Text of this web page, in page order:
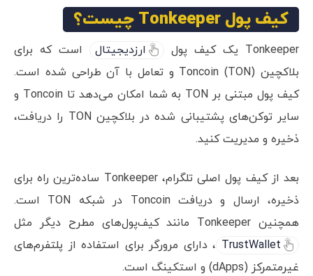
کیف پول Tonkeeper چیست؟
Tonkeeper یک کیف پول ارزدیجیتال
است که برای
بلاکچین Toncoin (TON) و تعامل با آن طراحی شده است.
کیف پول مبتنی بر TON به شما امکان می‌دهد تا Toncoin و
سایر توکن‌های پشتیبانی شده در بلاکچین TON را دریافت،
ذخیره و مدیریت کنید.
بعد از کیف پول اصلی تلگرام، Tonkeeper ساده‌ترین راه برای
ذخیره، ارسال و دریافت Toncoin در شبکه TON است.
همچنین Tonkeeper مانند کیف‌پول‌های مطرح دیگر مثل
TrustWallet ، دارای مرورگر برای استفاده از پلتفرم‌های
غیرمتمرکز (dApps) و استکینگ است.